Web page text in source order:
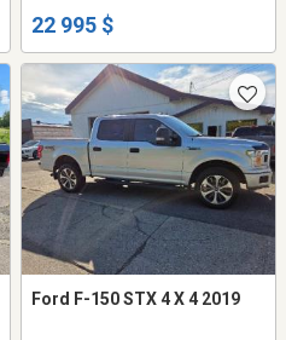
22 995 $
Ford F-150 STX 4 X 4 2019